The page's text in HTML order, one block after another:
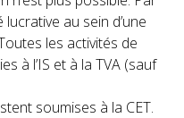
au sein d’une
les activités de
à l’IS et à la TVA (sauf
soumises à la CET.